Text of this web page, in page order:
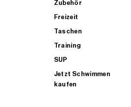
Zubehör
Freizeit
Taschen
Training
SUP
Jetzt Schwimmen
kaufen